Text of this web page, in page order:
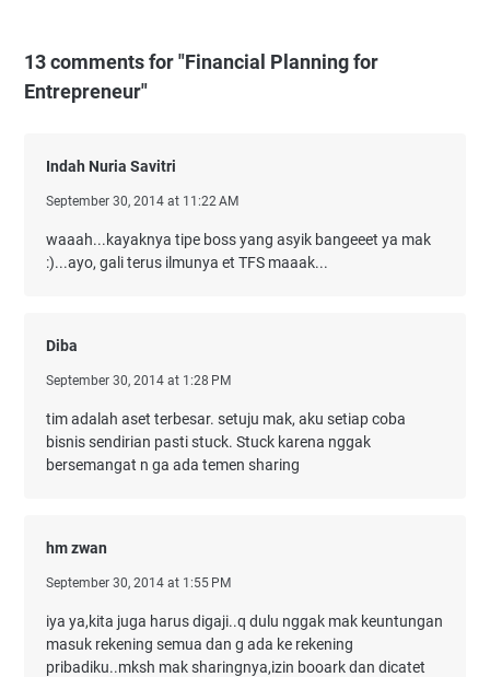
13 comments for "Financial Planning for
Entrepreneur"
Indah Nuria Savitri
September 30, 2014 at 11:22 AM
waaah...kayaknya tipe boss yang asyik bangeeet ya mak
:)...ayo, gali terus ilmunya et TFS maaak...
Diba
September 30, 2014 at 1:28 PM
tim adalah aset terbesar. setuju mak, aku setiap coba
bisnis sendirian pasti stuck. Stuck karena nggak
bersemangat n ga ada temen sharing
hm zwan
September 30, 2014 at 1:55 PM
iya ya,kita juga harus digaji..q dulu nggak mak keuntungan
masuk rekening semua dan g ada ke rekening
pribadiku..mksh mak sharingnya,izin booark dan dicatet